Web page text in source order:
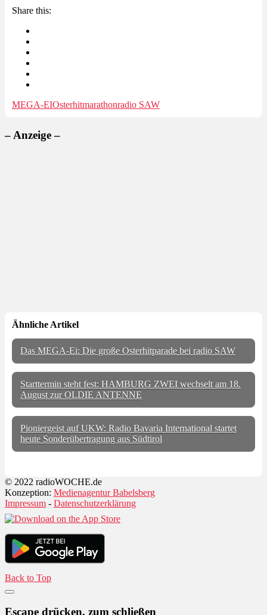
Share this:
MEGA-EIOsterhitmarathonradio SAW
– Anzeige –
Ähnliche Artikel
Das MEGA-Ei: Die große Osterhitparade bei radio SAW
Starttermin steht fest: HAMBURG ZWEI wechselt am 18.
August zur OLDIE ANTENNE
Pioniergeist auf UKW: Radio Bavaria International startet
heute Sonderübertragung aus Südtirol
© 2022 radioWOCHE.de
Konzeption: Medienagentur Babelsberg
Impressum - Datenschutzerklärung
Back to Top
Escape drücken, zum schließen